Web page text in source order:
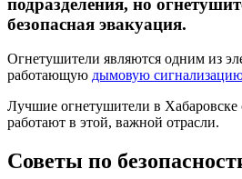
безопасная эвакуация.
Огнетушители являются одним из
работающую дымовую
Лучшие огнетушители в Хабаровске
работают в этой, важной отрасли.
Советы по